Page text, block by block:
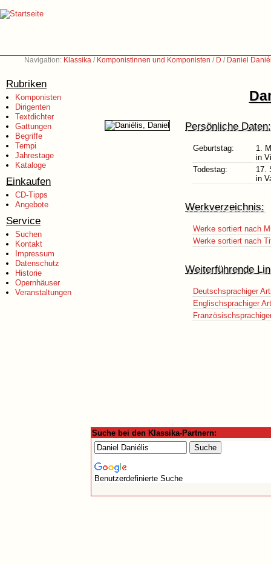
Navigation: Klassika / Komponistinnen und Komponisten / D / Daniel
Rubriken
Komponisten
Dirigenten
Textdichter
Gattungen
Begriffe
Tempi
Jahrestage
Kataloge
Einkaufen
CD-Tipps
Angebote
Service
Suchen
Kontakt
Impressum
Datenschutz
Historie
Opernhäuser
Veranstaltungen
Persönliche Daten:
Geburtstag:
1.
in
Todestag:
17.
in
Werkverzeichnis:
Werke sortiert nach
Werke sortiert nach
Weiterführende
Deutschsprachiger
Englischsprachiger
Suche bei den Klassika-Partnern:
Benutzerdefinierte Suche